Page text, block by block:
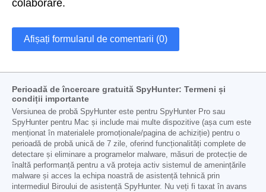
colaborare.
Afișați formularul de comentarii (0)
Perioadă de încercare gratuită SpyHunter: Termeni și
condiții importante
Versiunea de probă SpyHunter este pentru SpyHunter Pro sau
SpyHunter pentru Mac și include mai multe dispozitive (așa cum este
menționat în materialele promoționale/pagina de achiziție) pentru o
perioadă de probă unică de 7 zile, oferind funcționalități complete de
detectare și eliminare a programelor malware, măsuri de protecție de
înaltă performanță pentru a vă proteja activ sistemul de amenințările
malware și acces la echipa noastră de asistență tehnică prin
intermediul Biroului de asistență SpyHunter. Nu veți fi taxat în avans